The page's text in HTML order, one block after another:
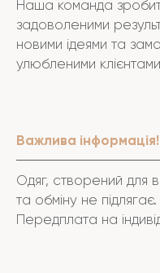
Наша команда
задоволеними
новими ідеями та
улюбленими
Важлива інформація!
Одяг, створений для
та обміну не підлягає.
Передплата на